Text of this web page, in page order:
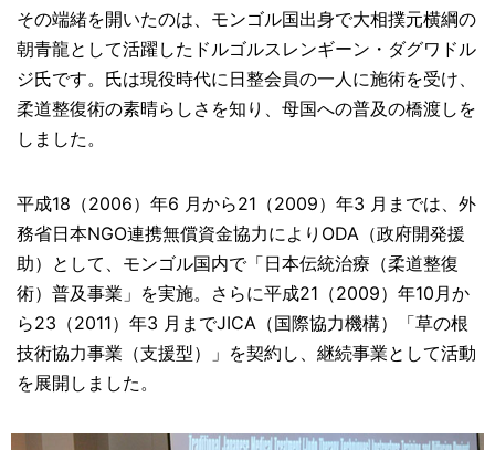
その端緒を開いたのは、モンゴル国出身で大相撲元横綱の
朝青龍として活躍したドルゴルスレンギーン・ダグワドル
ジ氏です。氏は現役時代に日整会員の一人に施術を受け、
柔道整復術の素晴らしさを知り、母国への普及の橋渡しを
しました。
平成18（2006）年6 月から21（2009）年3 月までは、外
務省日本NGO連携無償資金協力によりODA（政府開発援
助）として、モンゴル国内で「日本伝統治療（柔道整復
術）普及事業」を実施。さらに平成21（2009）年10月か
ら23（2011）年3 月までJICA（国際協力機構）「草の根
技術協力事業（支援型）」を契約し、継続事業として活動
を展開しました。